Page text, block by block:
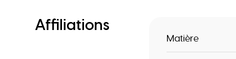
Affiliations
Matière